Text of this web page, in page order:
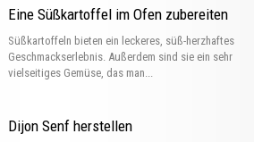
Eine Süßkartoffel im Ofen zubereiten
Süßkartoffeln bieten ein leckeres, süß-herzhaftes
Geschmackserlebnis. Außerdem sind sie ein sehr
vielseitiges Gemüse, das man...
Dijon Senf herstellen